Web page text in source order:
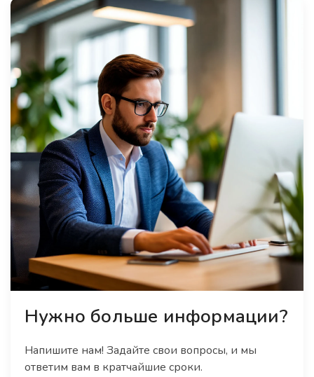
Нужно больше информации?
Напишите нам! Задайте свои вопросы, и мы
ответим вам в кратчайшие сроки.